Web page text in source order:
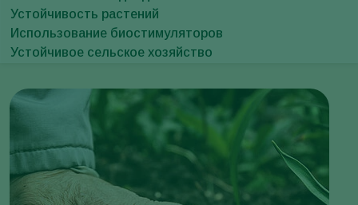
Устойчивость растений
Использование биостимуляторов
Устойчивое сельское хозяйство